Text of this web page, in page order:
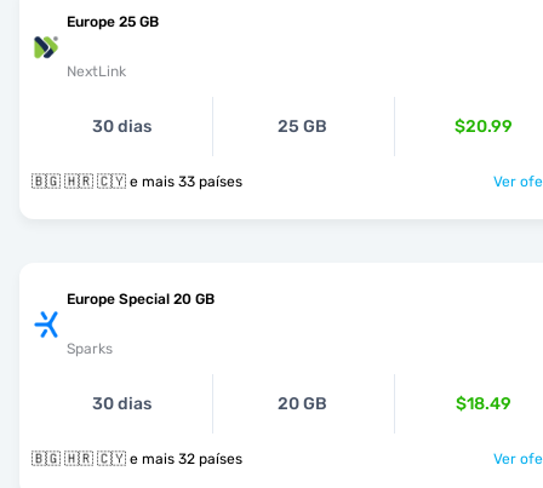
Europe 25 GB
NextLink
30 dias 25 GB $20.99
🇧🇬 🇭🇷 🇨🇾 e mais 33 países Ver
Europe Special 20 GB
Sparks
30 dias 20 GB $18.49
🇧🇬 🇭🇷 🇨🇾 e mais 32 países Ver